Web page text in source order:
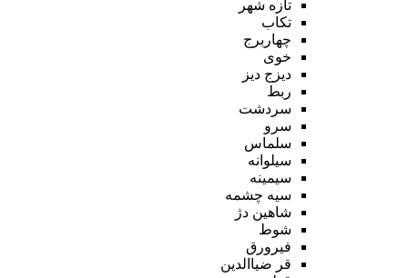
تازه شهر
تکاب
چهاربرج
خوی
دیزج دیز
ربط
سردشت
سرو
سلماس
سیلوانه
سیمینه
سیه چشمه
شاهین دژ
شوط
فیرورق
قر ضیاالدین